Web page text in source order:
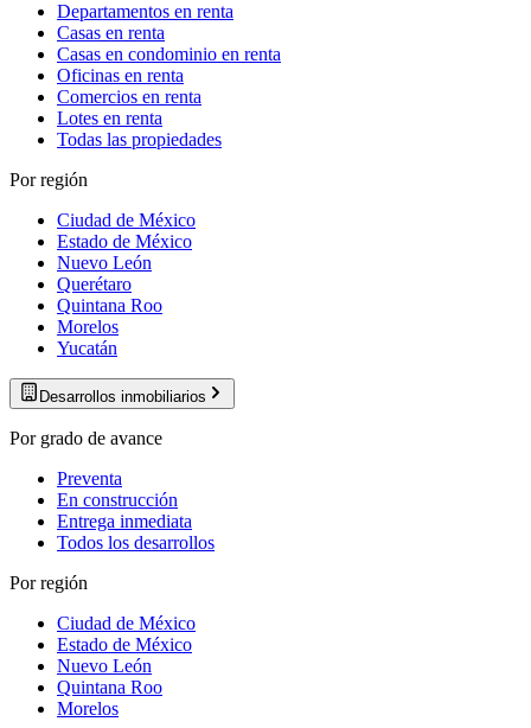
Departamentos en renta
Casas en renta
Casas en condominio en renta
Oficinas en renta
Comercios en renta
Lotes en renta
Todas las propiedades
Por región
Ciudad de México
Estado de México
Nuevo León
Querétaro
Quintana Roo
Morelos
Yucatán
Desarrollos inmobiliarios
Por grado de avance
Preventa
En construcción
Entrega inmediata
Todos los desarrollos
Por región
Ciudad de México
Estado de México
Nuevo León
Quintana Roo
Morelos